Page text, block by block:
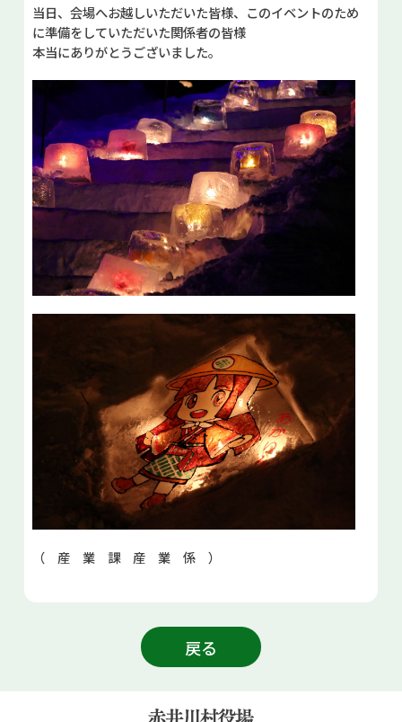
当日、会場へお越しいただいた皆様、このイベントのため
に準備をしていただいた関係者の皆様
本当にありがとうございました。
（ 産 業 課 産 業 係 ）
戻る